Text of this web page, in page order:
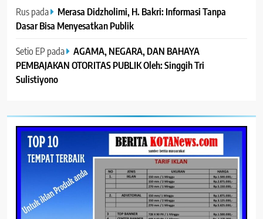
Ruspada
Merasa Didzholimi, H. Bakri: Informasi Tanpa
Dasar Bisa Menyesatkan Publik
Setio EP pada
AGAMA, NEGARA, DAN BAHAYA
PEMBAJAKAN OTORITAS PUBLIK Oleh: Singgih Tri
Sulistiyono